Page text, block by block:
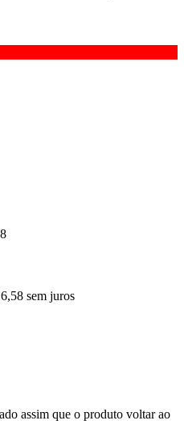
sem juros
assim que o produto voltar ao